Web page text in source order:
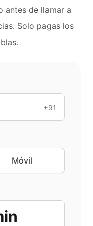
antes de llamar a
Solo pagas los
+91
Móvil